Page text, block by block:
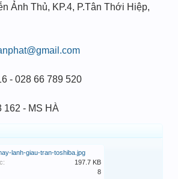
Ảnh Thủ, KP.4, P.Tân Thới Hiệp,
- 028 66 789 520
162 - MS HÀ
lanh-giau-tran-toshiba.jpg
197.7 KB
8